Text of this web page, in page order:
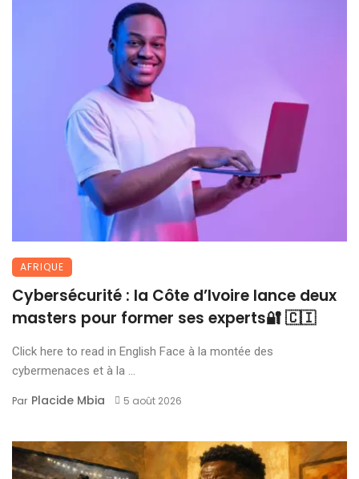
AFRIQUE
Cybersécurité : la Côte d’Ivoire lance deux
masters pour former ses experts🔐 🇨🇮
Click here to read in English Face à la montée des
cybermenaces et à la ...
Par Placide Mbia 5 août 2026